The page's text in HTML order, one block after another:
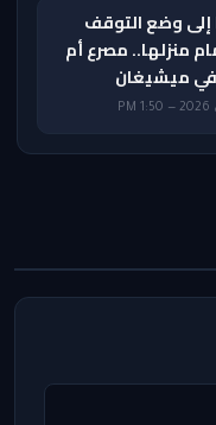
إلى وضع التوقف
منزلها.. مصرع أم
في ميشيغان